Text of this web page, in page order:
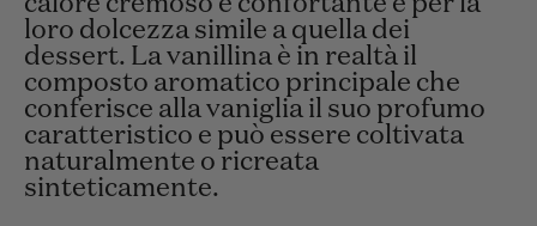
loro dolcezza simile a quella dei
dessert. La vanillina è in realtà il
composto aromatico principale che
conferisce alla vaniglia il suo profumo
caratteristico e può essere coltivata
naturalmente o ricreata
sinteticamente.